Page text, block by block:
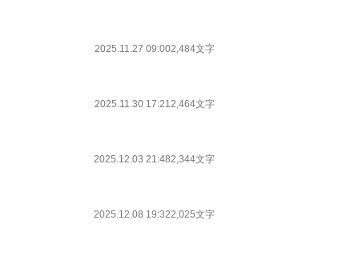
2025.11.27 09:002,484文字
2025.11.30 17:212,464文字
2025.12.03 21:482,344文字
2025.12.08 19:322,025文字